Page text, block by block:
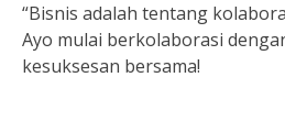
“Bisnis adalah tentang
Ayo mulai berkolaborasi
kesuksesan bersama!